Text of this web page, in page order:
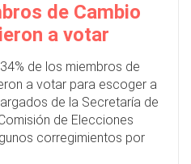
de Cambio
a votar
de los miembros de
a votar para escoger a
de la Secretaría de
de Elecciones
corregimientos por